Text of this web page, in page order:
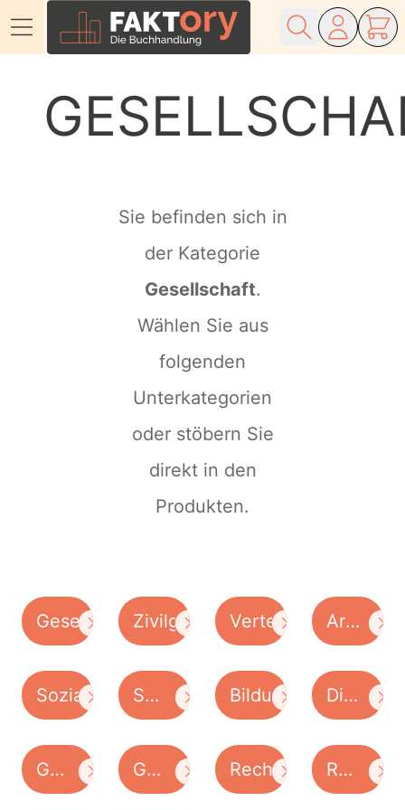
Sie befinden sich in
der Kategorie
Gesellschaft.
Wählen Sie aus
folgenden
Unterkategorien
oder stöbern Sie
direkt in den
Produkten.
GesellschaftskritikZivilgesellschaft
Armut
/
Ränder
Sozialstaat
Soziale
Arbeit
Bildung
/
Generationen
/
Gesundheit
und
Recht
Religion
/